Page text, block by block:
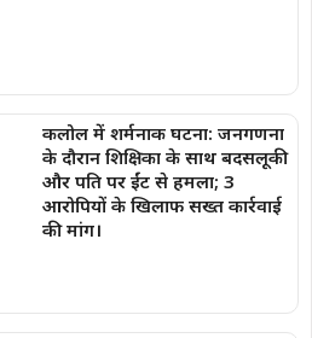
कलोल में शर्मनाक घटना: जनगणना
के दौरान शिक्षिका के साथ बदसलूकी
और पति पर ईंट से हमला; 3
आरोपियों के खिलाफ सख्त कार्रवाई
की मांग।